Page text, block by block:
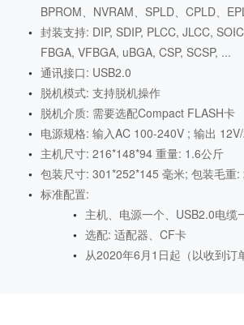
BPROM、NVRAM、SPLD、CPLD、
封装支持: DIP, SDIP, PLCC, JLCC,
FBGA, VFBGA, uBGA, CSP, SCSP, ...
通讯接口: USB2.0
脱机模式: 支持脱机操作
脱机介质: 需要选配Compact FLASH卡
电源规格: 输入AC 100-240V ; 输出
主机尺寸: 216*148*94 重量: 1.6公斤
包装尺寸: 301*252*145 毫米; 包装毛重:
标准配置:
主机、电源一个、USB2.0电缆
选配: 适配器、CF卡
从2020年6月1日起（以收到订